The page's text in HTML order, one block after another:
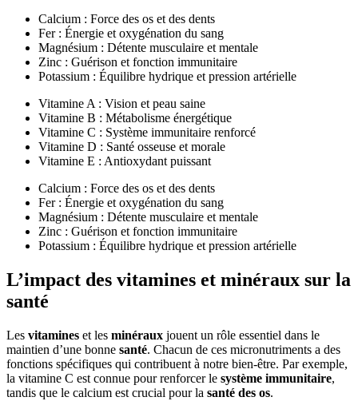
Calcium : Force des os et des dents
Fer : Énergie et oxygénation du sang
Magnésium : Détente musculaire et mentale
Zinc : Guérison et fonction immunitaire
Potassium : Équilibre hydrique et pression artérielle
Vitamine A : Vision et peau saine
Vitamine B : Métabolisme énergétique
Vitamine C : Système immunitaire renforcé
Vitamine D : Santé osseuse et morale
Vitamine E : Antioxydant puissant
Calcium : Force des os et des dents
Fer : Énergie et oxygénation du sang
Magnésium : Détente musculaire et mentale
Zinc : Guérison et fonction immunitaire
Potassium : Équilibre hydrique et pression artérielle
L’impact des vitamines et minéraux sur la
santé
Les vitamines et les minéraux jouent un rôle essentiel dans le
maintien d’une bonne santé. Chacun de ces micronutriments a des
fonctions spécifiques qui contribuent à notre bien-être. Par exemple,
la vitamine C est connue pour renforcer le système immunitaire,
tandis que le calcium est crucial pour la santé des os.